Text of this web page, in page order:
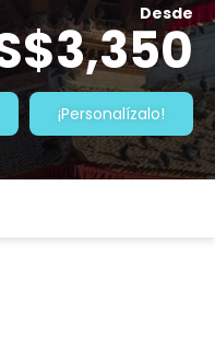
Desde
¡Personalízalo!